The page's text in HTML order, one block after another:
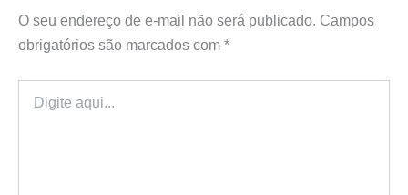
O seu endereço de e-mail não será publicado. Campos
obrigatórios são marcados com *
aqui...